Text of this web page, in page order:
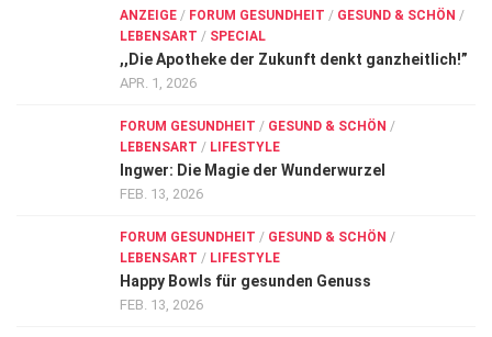
ANZEIGE / FORUM GESUNDHEIT / GESUND & SCHÖN /
LEBENSART / SPECIAL
,,Die Apotheke der Zukunft denkt ganzheitlich!”
APR. 1, 2026
FORUM GESUNDHEIT / GESUND & SCHÖN /
LEBENSART / LIFESTYLE
Ingwer: Die Magie der Wunderwurzel
FEB. 13, 2026
FORUM GESUNDHEIT / GESUND & SCHÖN /
LEBENSART / LIFESTYLE
Happy Bowls für gesunden Genuss
FEB. 13, 2026